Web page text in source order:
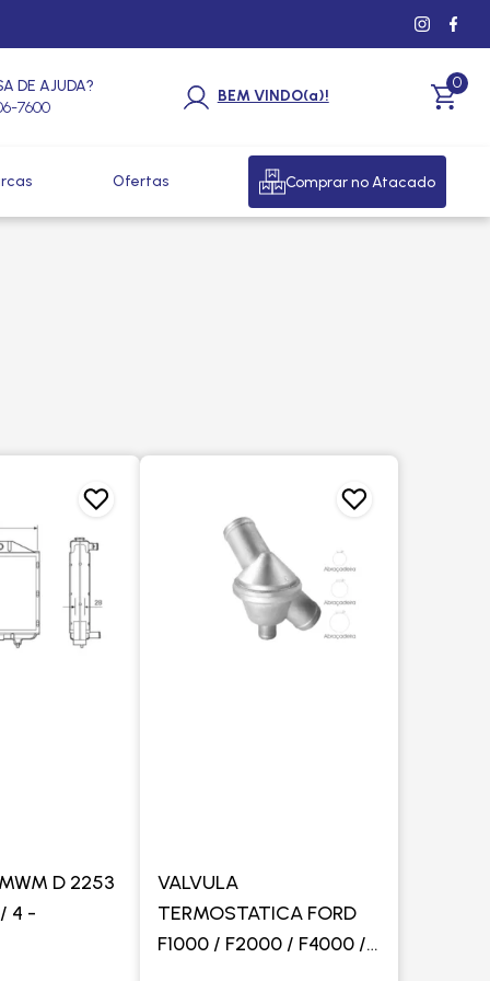
DE AJUDA?
7600
BEM VINDO(a)!
0
Ofertas Comprar no Atacado
D 2253
4 -
VALVULA
TERMOSTATICA FORD
F1000 / F2000 / F4000 /